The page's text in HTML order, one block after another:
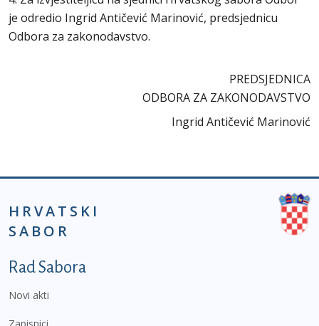
je odredio Ingrid Antičević Marinović, predsjednicu
Odbora za zakonodavstvo.
PREDSJEDNICA
ODBORA ZA ZAKONODAVSTVO
Ingrid Antičević Marinović
HRVATSKI
SABOR
Podnožje prvi izbornik
Rad Sabora
Novi akti